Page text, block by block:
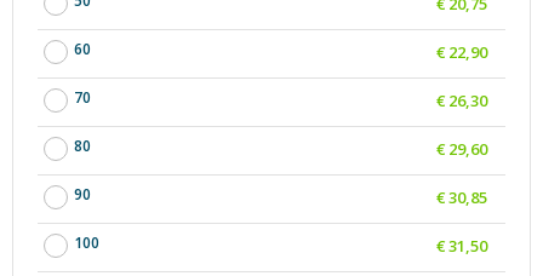
60
70
80
90
100
€ 22,90
€ 26,30
€ 29,60
€ 30,85
€ 31,50